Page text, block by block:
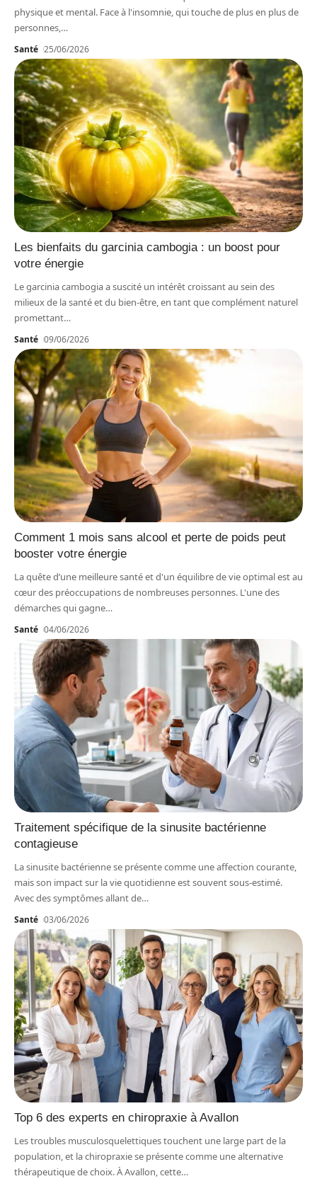
physique et mental. Face à l'insomnie, qui touche de plus en plus de
personnes,…
Santé 25/06/2026
Les bienfaits du garcinia cambogia : un boost pour
votre énergie
Le garcinia cambogia a suscité un intérêt croissant au sein des
milieux de la santé et du bien-être, en tant que complément naturel
promettant…
Santé 09/06/2026
Comment 1 mois sans alcool et perte de poids peut
booster votre énergie
La quête d’une meilleure santé et d'un équilibre de vie optimal est au
cœur des préoccupations de nombreuses personnes. L'une des
démarches qui gagne…
Santé 04/06/2026
Traitement spécifique de la sinusite bactérienne
contagieuse
La sinusite bactérienne se présente comme une affection courante,
mais son impact sur la vie quotidienne est souvent sous-estimé.
Avec des symptômes allant de…
Santé 03/06/2026
Top 6 des experts en chiropraxie à Avallon
Les troubles musculosquelettiques touchent une large part de la
population, et la chiropraxie se présente comme une alternative
thérapeutique de choix. À Avallon, cette…